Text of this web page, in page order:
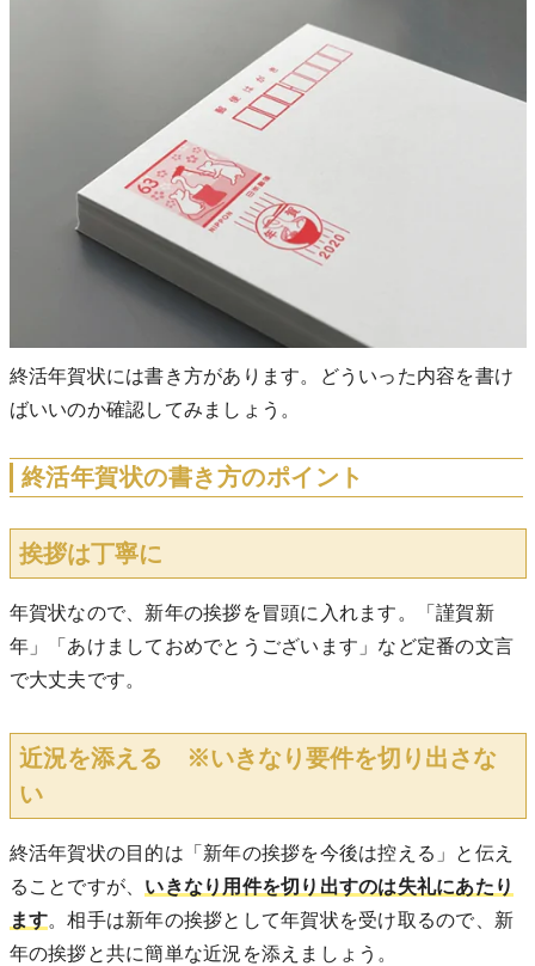
終活年賀状には書き方があります。どういった内容を書け
ばいいのか確認してみましょう。
終活年賀状の書き方のポイント
挨拶は丁寧に
年賀状なので、新年の挨拶を冒頭に入れます。「謹賀新
年」「あけましておめでとうございます」など定番の文言
で大丈夫です。
近況を添える ※いきなり要件を切り出さな
い
終活年賀状の目的は「新年の挨拶を今後は控える」と伝え
ることですが、 いきなり用件を切り出すのは失礼にあたり
ます。相手は新年の挨拶として年賀状を受け取るので、新
年の挨拶と共に簡単な近況を添えましょう。